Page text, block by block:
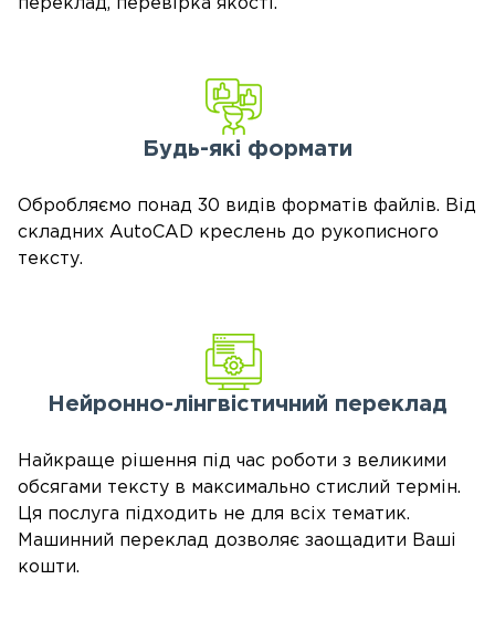
переклад, перевірка якості.
Будь-які формати
Обробляємо понад 30 видів форматів файлів. Від
складних AutoCAD креслень до рукописного
тексту.
Нейронно-лінгвістичний переклад
Найкраще рішення під час роботи з великими
обсягами тексту в максимально стислий термін.
Ця послуга підходить не для всіх тематик.
Машинний переклад дозволяє заощадити Ваші
кошти.